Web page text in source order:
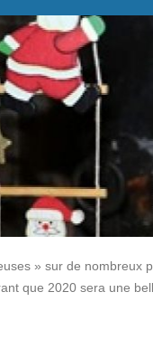
» sur de
que 2020 sera une